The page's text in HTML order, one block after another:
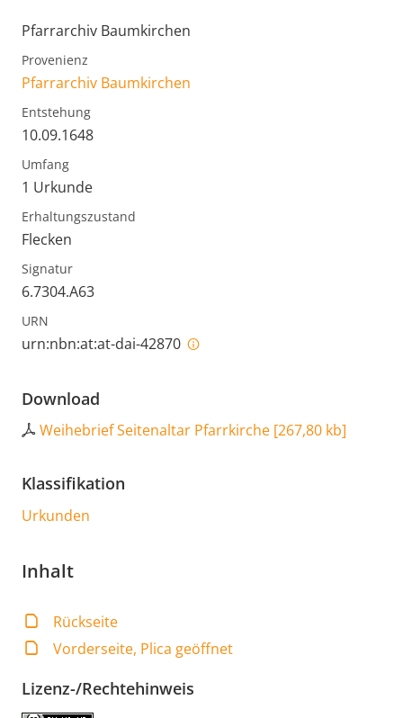
Pfarrarchiv Baumkirchen
Provenienz
Pfarrarchiv Baumkirchen
Entstehung
10.09.1648
Umfang
1 Urkunde
Erhaltungszustand
Flecken
Signatur
6.7304.A63
URN
urn:nbn:at:at-dai-42870
Download
Weihebrief Seitenaltar Pfarrkirche [267,80 kb]
Klassifikation
Urkunden
Inhalt
Rückseite
Vorderseite, Plica geöffnet
Lizenz-/Rechtehinweis